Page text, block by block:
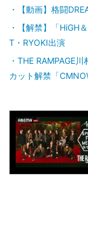
【動画】格闘
【解禁】「HiGH
T・RYOKI出演
THE RAMPAGE
カット解禁「